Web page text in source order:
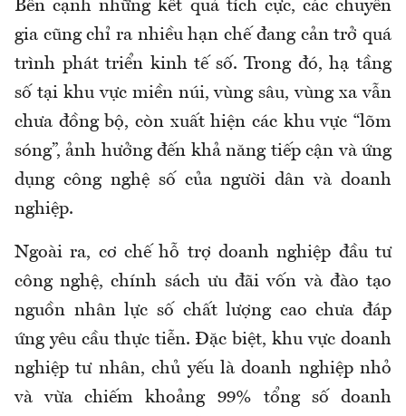
Bên cạnh những kết quả tích cực, các chuyên
gia cũng chỉ ra nhiều hạn chế đang cản trở quá
trình phát triển kinh tế số. Trong đó, hạ tầng
số tại khu vực miền núi, vùng sâu, vùng xa vẫn
chưa đồng bộ, còn xuất hiện các khu vực “lõm
sóng”, ảnh hưởng đến khả năng tiếp cận và ứng
dụng công nghệ số của người dân và doanh
nghiệp.
Ngoài ra, cơ chế hỗ trợ doanh nghiệp đầu tư
công nghệ, chính sách ưu đãi vốn và đào tạo
nguồn nhân lực số chất lượng cao chưa đáp
ứng yêu cầu thực tiễn. Đặc biệt, khu vực doanh
nghiệp tư nhân, chủ yếu là doanh nghiệp nhỏ
và vừa chiếm khoảng 99% tổng số doanh